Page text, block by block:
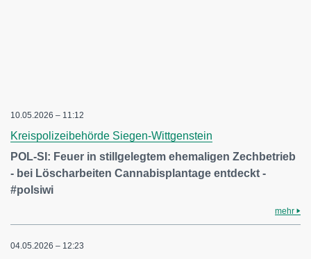
10.05.2026 – 11:12
Kreispolizeibehörde Siegen-Wittgenstein
POL-SI: Feuer in stillgelegtem ehemaligen Zechbetrieb
- bei Löscharbeiten Cannabisplantage entdeckt -
#polsiwi
mehr
04.05.2026 – 12:23